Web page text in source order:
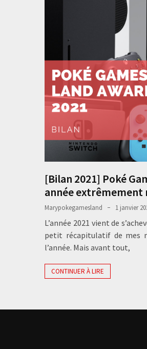
[Bilan 2021] Poké
année extrêmement
Marypokegamesland 1 janvier
L’année 2021 vient de
petit récapitulatif de mes
l’année. Mais avant tout,
CONTINUER À LIRE